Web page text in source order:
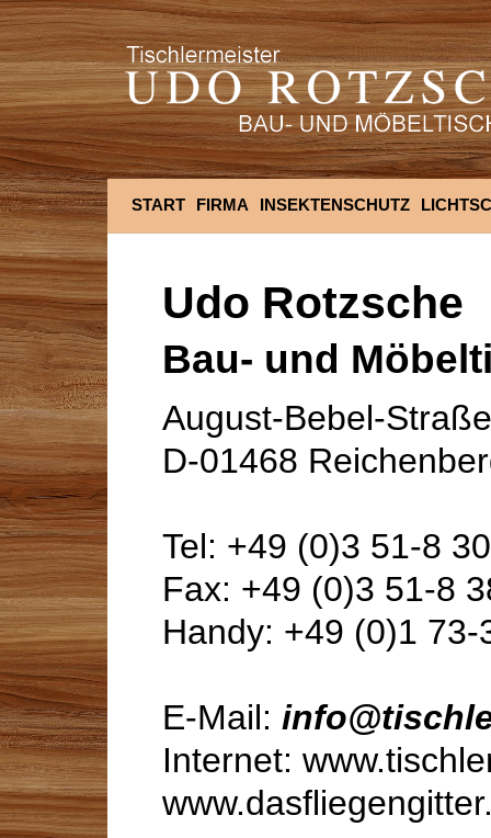
START FIRMA INSEKTENSCHUTZ
Udo Rotzsche
Bau- und
August-Bebel-
D-01468
Tel: +49 (0)3 51-8
Fax: +49 (0)3 51-8
Handy: +49 (0)1 73-
E-Mail:
Internet: